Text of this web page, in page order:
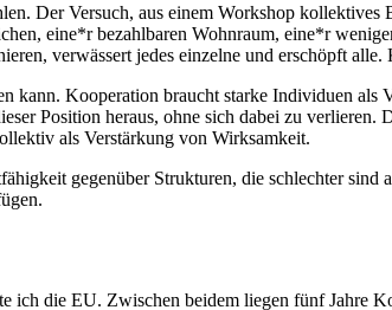
Der Versuch, aus einem Workshop
eine*r bezahlbaren Wohnraum, eine*r
verwässert jedes einzelne und erschöpft
kann. Kooperation braucht starke Individuen
Position heraus, ohne sich dabei zu
als Verstärkung von Wirksamkeit.
gegenüber Strukturen, die schlechter sind
ich die EU. Zwischen beidem liegen fünf Jahre